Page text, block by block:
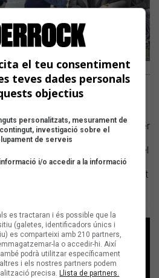
irrompen al doble
de maig
dedica la portada a Els Pets per
nou disc '1963' | També s'hi
Magalí Sare, Marc Parrot, Miquel
i Josep Tero, entre altres |
el número 334 amb Blaumut
festivals d'aquesta temporada
el teu consentiment
teves dades personals
objectius
personalitzats, mesurament de
investigació sobre el
de serveis
i/o accedir a la informació
es tractaran i és possible que la
(galetes, identificadors únics i
es comparteixi amb 210 partners,
la o accedir-hi. Així
podrà utilitzar específicament
i els nostres partners podem
precisa.Llista de partners.